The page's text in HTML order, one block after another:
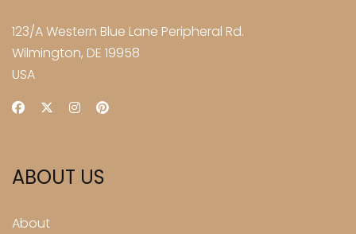
123/A Western Blue Lane Peripheral Rd.
Wilmington, DE 19958
USA
ABOUT US
About